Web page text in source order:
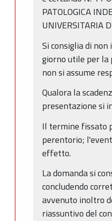
PATOLOGICA
UNIVERSITARIA
Si consiglia di
giorno utile per la
non si assume
Qualora la
presentazione si
Il termine fissato
perentorio;
effetto.
La domanda si
concludendo
avvenuto inoltro
riassuntivo del